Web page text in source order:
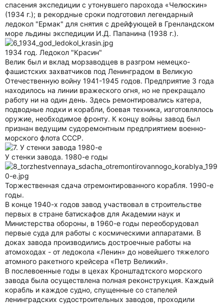
спасения экспедиции с утонувшего парохода «Челюскин»
(1934 г.); в рекордные сроки подготовил легендарный
ледокол "Ермак" для снятия с дрейфующей в Гренландском
море льдины экспедиции И.Д. Папанина (1938 г.).
1934 год. Ледокол "Красин"
Велик был и вклад морзаводцев в разгром немецко-
фашистских захватчиков под Ленинградом в Великую
Отечественную войну 1941-1945 годов. Предприятие 3 года
находилось на линии вражеского огня, но не прекращало
работу ни на один день. Здесь ремонтировались катера,
подводные лодки и корабли, боевая техника, изготовлялось
оружие, необходимое фронту. К концу войны завод был
признан ведущим судоремонтным предприятием военно-
морского флота СССР.
У стенки завода. 1980-е годы
Торжественная сдача отремонтированного корабля. 1990-е
годы.
В конце 1940-х годов завод участвовал в строительстве
первых в стране батискафов для Академии наук и
Министерства обороны, в 1960-е годы переоборудовал
первые суда для работы с космическими аппаратами. В
доках завода производились достроечные работы на
атомоходах - от ледокола «Ленин» до новейшего тяжелого
атомного ракетного крейсера «Петр Великий».
В послевоенные годы в цехах Кронштадтского морского
завода была осуществлена полная реконструкция. Каждый
корабль и каждое судно, спущенные со стапелей
ленинградских судостроительных заводов, проходили